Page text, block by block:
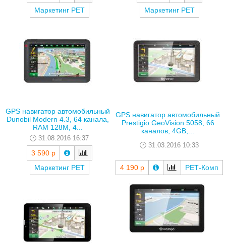
Маркетинг РЕТ
Маркетинг РЕТ
GPS навигатор автомобильный
Dunobil Modern 4.3, 64 канала,
RAM 128M, 4...
31.08.2016 16:37
3 590 р
Маркетинг РЕТ
GPS навигатор автомобильный
Prestigio GeoVision 5058, 66
каналов, 4GB,...
31.03.2016 10:33
4 190 р РЕТ-Комп